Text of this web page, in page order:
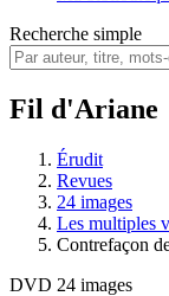
Recherche simple
Fil d'Ariane
Érudit
Revues
24 images
Les multiples
Contrefaçon
DVD 24 images